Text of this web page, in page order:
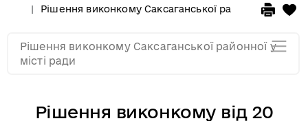
Рішення виконкому Саксаганської районної у місті
Рішення виконкому від 20
Рішення виконкому Саксаганської районної у
місті ради
Засідання за 2011
Засідання за 2010